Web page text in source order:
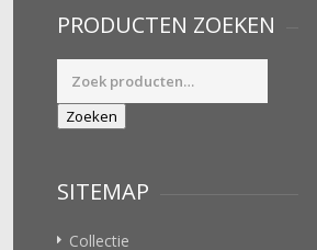
PRODUCTEN ZOEKEN
Zoeken
Zoeken
SITEMAP
Collectie